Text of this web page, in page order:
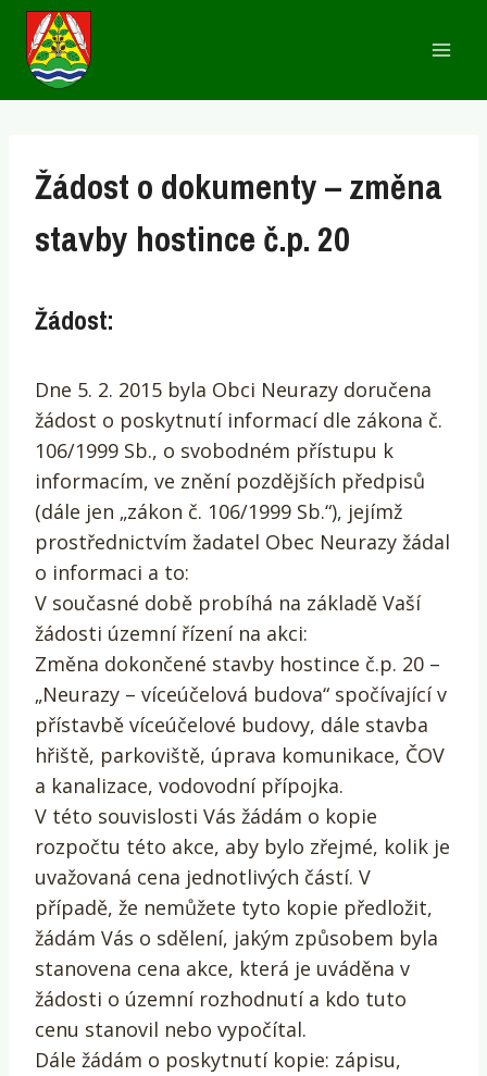
Přeskočit
obsah
Žádost o dokumenty – změna
stavby hostince č.p. 20
Žádost:
Dne 5. 2. 2015 byla Obci Neurazy doručena
žádost o poskytnutí informací dle zákona č.
106/1999 Sb., o svobodném přístupu k
informacím, ve znění pozdějších předpisů
(dále jen „zákon č. 106/1999 Sb.“), jejímž
prostřednictvím žadatel Obec Neurazy žádal
o informaci a to:
V současné době probíhá na základě Vaší
žádosti územní řízení na akci:
Změna dokončené stavby hostince č.p. 20 –
„Neurazy – víceúčelová budova“ spočívající v
přístavbě víceúčelové budovy, dále stavba
hřiště, parkoviště, úprava komunikace, ČOV
a kanalizace, vodovodní přípojka.
V této souvislosti Vás žádám o kopie
rozpočtu této akce, aby bylo zřejmé, kolik je
uvažovaná cena jednotlivých částí. V
případě, že nemůžete tyto kopie předložit,
žádám Vás o sdělení, jakým způsobem byla
stanovena cena akce, která je uváděna v
žádosti o územní rozhodnutí a kdo tuto
cenu stanovil nebo vypočítal.
Dále žádám o poskytnutí kopie: zápisu,